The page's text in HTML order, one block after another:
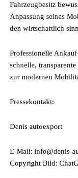
Fahrzeugbesitz
Anpassung seines
den wirtschaftlich
Professionelle
schnelle,
zur modernen
Pressekontakt:
Denis autoexport
E-Mail: info@denis-
Copyright Bild: